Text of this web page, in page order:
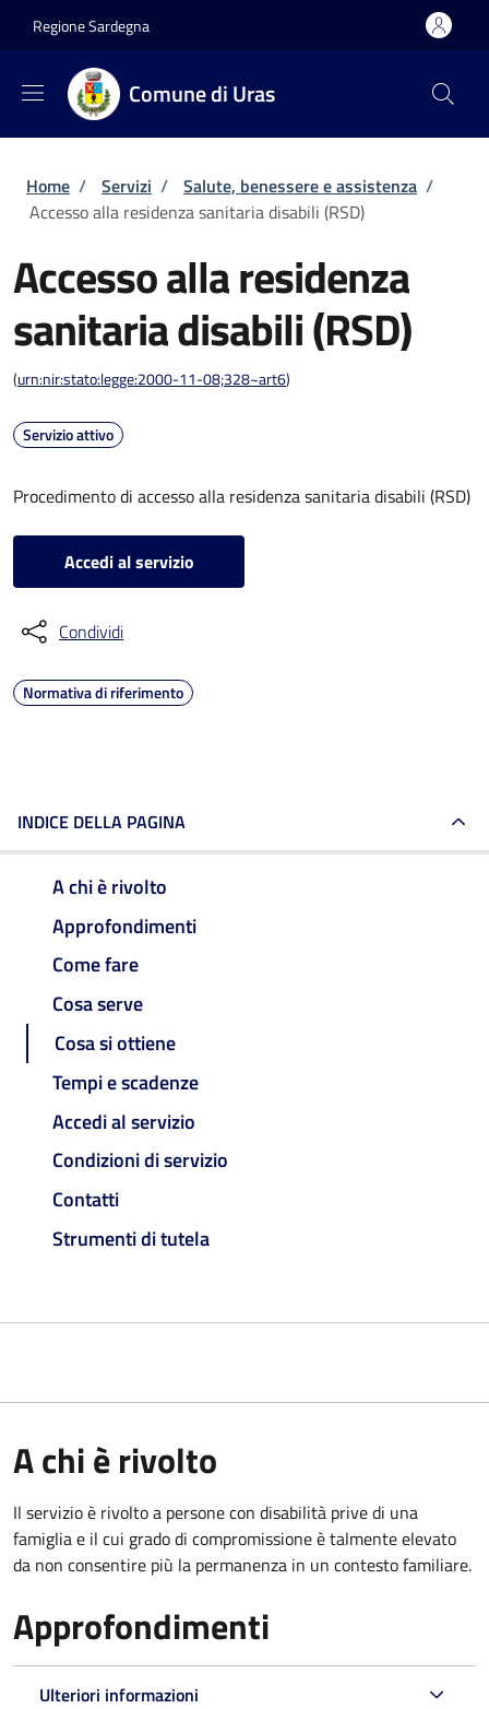
Regione Sardegna
Comune di Uras
Briciole di pane
Home / Servizi / Salute, benessere e assistenza /
Accesso alla residenza sanitaria disabili (RSD)
Accesso alla residenza
sanitaria disabili (RSD)
(urn:nir:stato:legge:2000-11-08;328~art6)
Servizio attivo
Procedimento di accesso alla residenza sanitaria disabili (RSD)
Accedi al servizio
Condividi
Normativa di riferimento
INDICE DELLA PAGINA
A chi è rivolto
Approfondimenti
Come fare
Cosa serve
Cosa si ottiene
Tempi e scadenze
Accedi al servizio
Condizioni di servizio
Contatti
Strumenti di tutela
A chi è rivolto
Il servizio è rivolto a persone con disabilità prive di una
famiglia e il cui grado di compromissione è talmente elevato
da non consentire più la permanenza in un contesto familiare.
Approfondimenti
Ulteriori informazioni